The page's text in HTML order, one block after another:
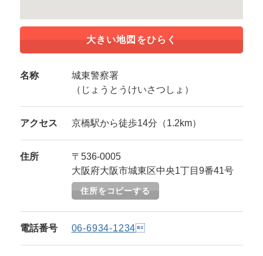
大きい地図をひらく
名称
城東警察署
（じょうとうけいさつしょ）
アクセス 京橋駅から徒歩14分（1.2km）
住所
〒536-0005
大阪府大阪市城東区中央1丁目9番41号
住所をコピーする
電話番号 06-6934-1234